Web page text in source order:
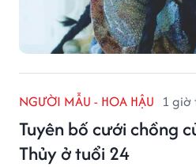
NGƯỜI MẪU - HOA HẬU 1
Tuyên bố cưới chồng
Thủy ở tuổi 24